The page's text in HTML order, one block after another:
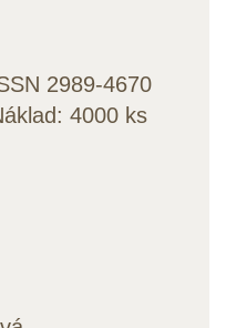
2989-4670
4000 ks